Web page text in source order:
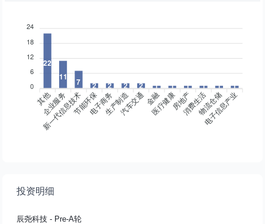
其他
企业服务
新一代信息技术节能环保电子商务生产制造汽车交通金融
医疗健康房地产消费生活物流仓储
电子信息产业
22
11
7 2 2 2 2 1 1 1 1 1 1
24
18
12
6
0
投资明细
辰尧科技 - Pre-A轮